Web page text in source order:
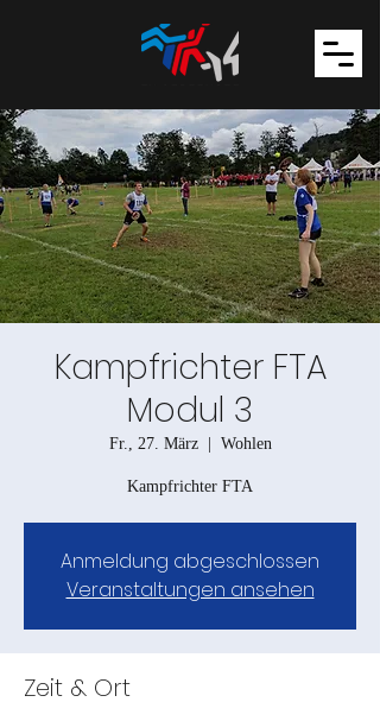
Kampfrichter FTA
Modul 3
Fr., 27. März
  |
Wohlen
Kampfrichter FTA
Anmeldung abgeschlossen
Veranstaltungen ansehen
Zeit & Ort